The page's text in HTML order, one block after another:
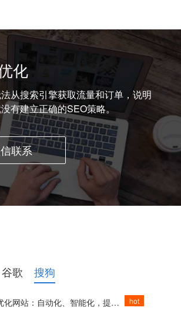
化
从搜索引擎获取流量和订单，说明
有建立正确的SEO策略。
联系
谷歌 搜狗
AI SEO优化网站：自动化、智能化，提升用户体验 hot